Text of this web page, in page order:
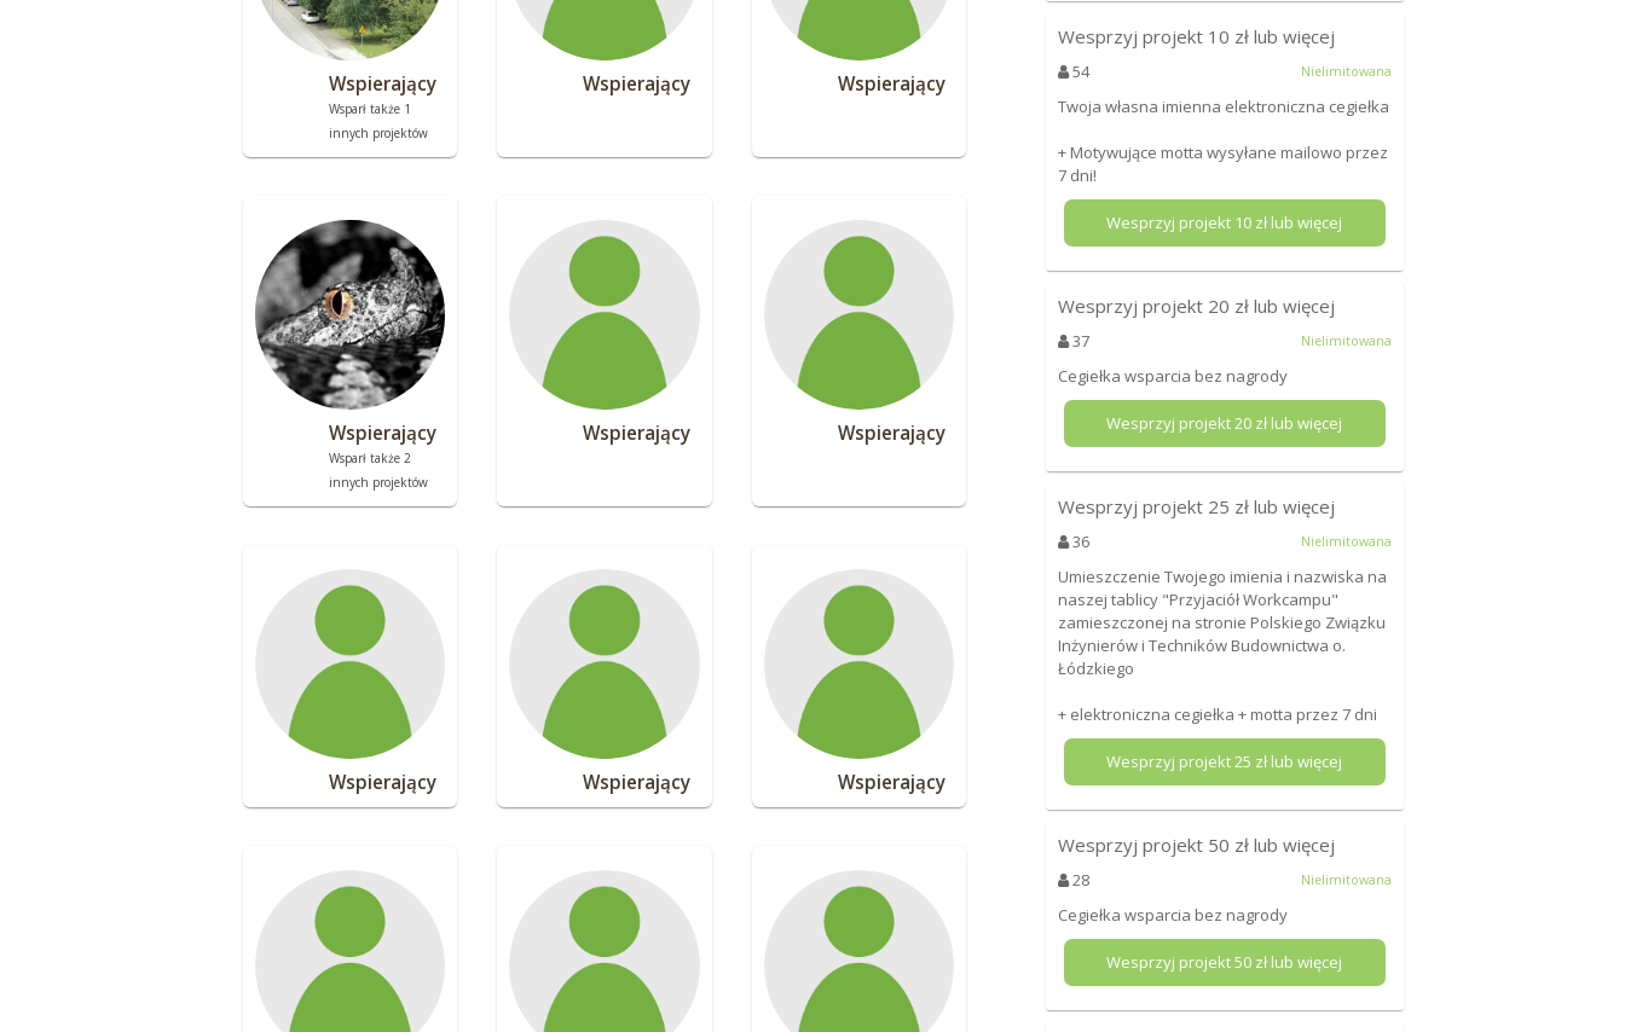
Wspierający
Wsparł także 1
innych projektów
Wspierający Wspierający
Wspierający
Wsparł także 2
innych projektów
Wspierający Wspierający
Wspierający Wspierający Wspierający
Wesprzyj projekt 10 zł lub więcej
54 Nielimitowana
Twoja własna imienna elektroniczna cegiełka
+ Motywujące motta wysyłane mailowo przez
7 dni!
Wesprzyj projekt 10 zł lub więcej
Wesprzyj projekt 20 zł lub więcej
37 Nielimitowana
Cegiełka wsparcia bez nagrody
Wesprzyj projekt20 zł lub więcej
Wesprzyj projekt 25 zł lub więcej
36 Nielimitowana
Umieszczenie Twojego imienia i nazwiska na
naszej tablicy "Przyjaciół Workcampu"
zamieszczonej na stronie Polskiego Związku
Inżynierów i Techników Budownictwa o.
Łódzkiego
+ elektroniczna cegiełka + motta przez 7 dni
Wesprzyj projekt25 zł lub więcej
Wesprzyj projekt 50 zł lub więcej
28 Nielimitowana
Cegiełka wsparcia bez nagrody
Wesprzyj projekt50 zł lub więcej